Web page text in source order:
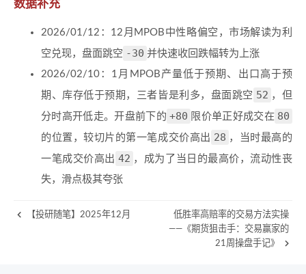
数据补充
2026/01/12：12月MPOB中性略偏空，市场解读为利
空兑现，盘面跳空 -30 并快速收回跌幅转为上涨
2026/02/10：1月MPOB产量低于预期、出口高于预
期、库存低于预期，三者皆是利多，盘面跳空 52 ，但
分时高开低走。开盘前下的 +80 限价单正好成交在 80
的位置，较切片的第一笔成交价高出 28 ，当时最高的
一笔成交价高出 42 ，成为了当日的最高价，流动性丧
失，滑点极其夸张
【投研随笔】2025年12月
低胜率高赔率的交易方法实操
——《期货狙击手：交易赢家的
21周操盘手记》